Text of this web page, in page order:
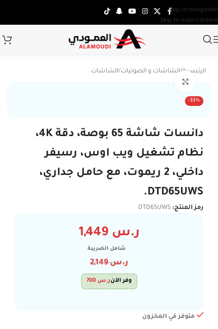
Skip to navigation
Skip to main content
الرئيسية/الشاشات و الصوتيات/الشاشات
-33%
دانسات شاشة 65 بوصة، دقة 4K،
نظام تشغيل ويب اوس، رسيفر
داخلي، 2 ريموت، مع حامل جداري،
DTD65UWS.
رمز المنتج: DTD65UWS
ر.س
شامل الضريبة
ر.س2,149
وفر الآنر.س 700
متوفر في المخزون